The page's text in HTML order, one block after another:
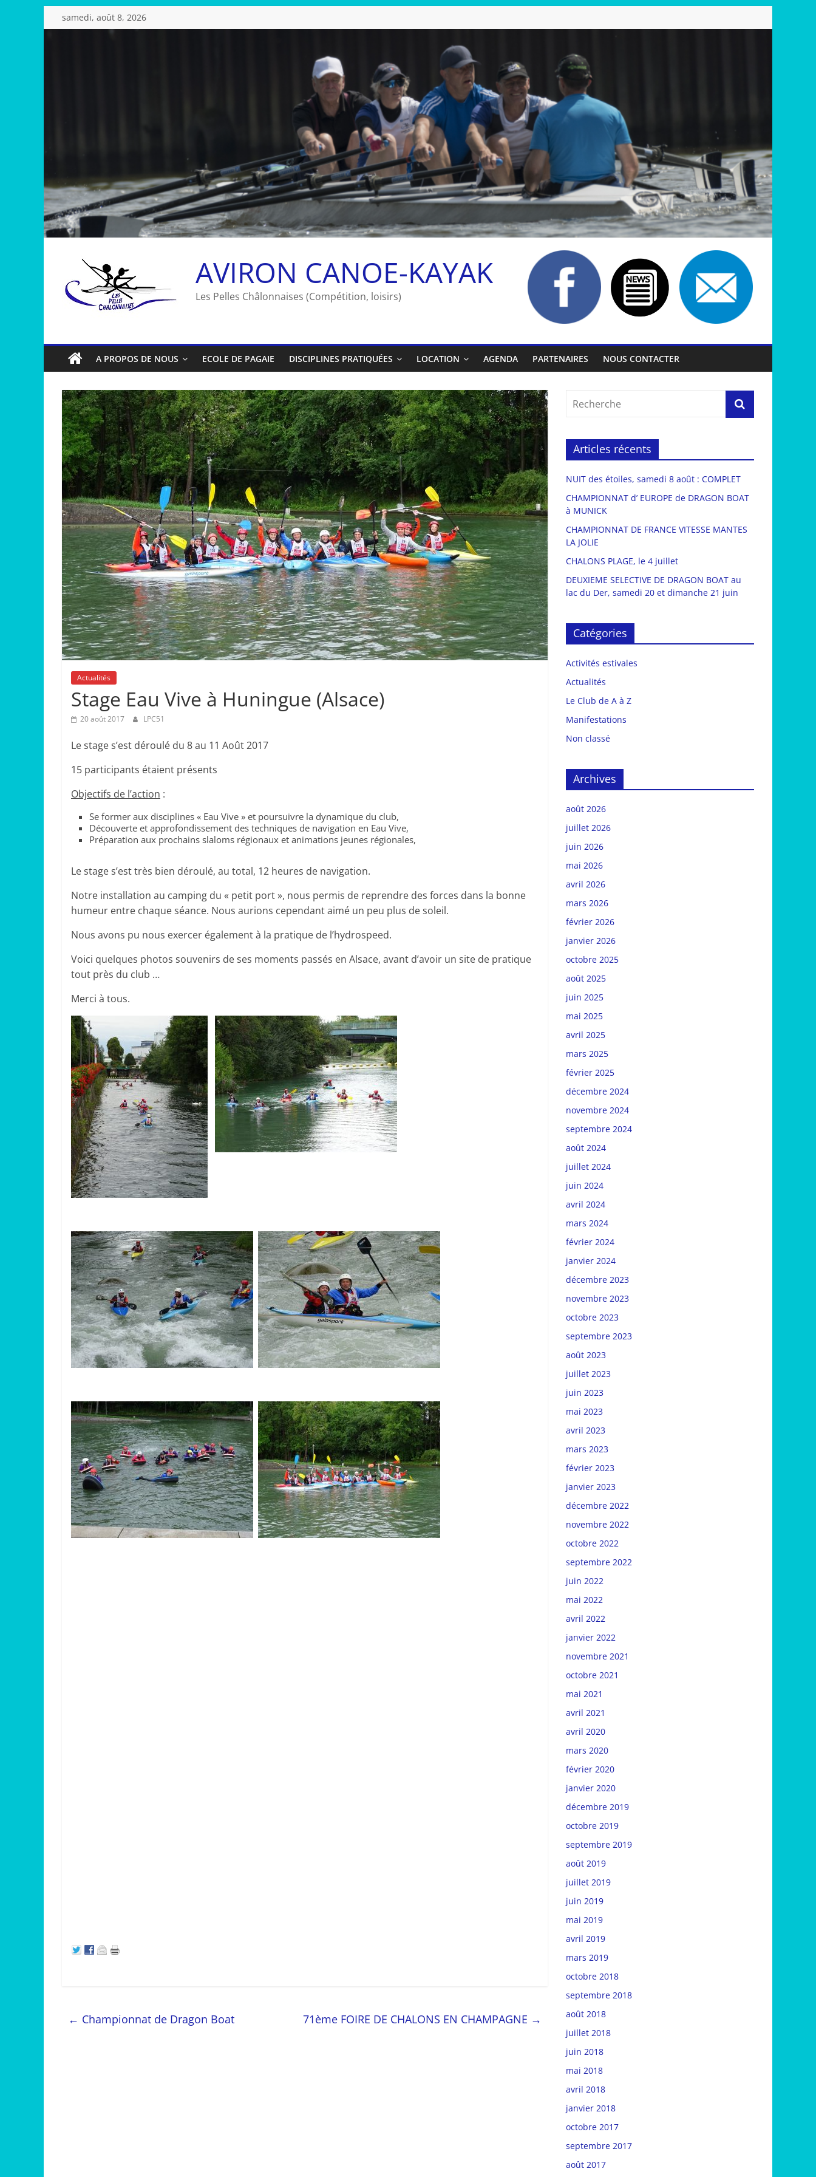
Passer
au
samedi, août 8, 2026
AVIRON CANOE-KAYAK
Les Pelles Châlonnaises (Compétition, loisirs)
A PROPOS DE NOUS ECOLE DE PAGAIE DISCIPLINES PRATIQUÉES LOCATION AGENDA PARTENAIRES NOUS CONTACTER
Actualités
Stage Eau Vive à Huningue (Alsace)
20 août 2017 LPC51
Le stage s’est déroulé du 8 au 11 Août 2017
15 participants étaient présents
Objectifs de l’action :
Se former aux disciplines « Eau Vive » et poursuivre la dynamique du club,
Découverte et approfondissement des techniques de navigation en Eau Vive,
Préparation aux prochains slaloms régionaux et animations jeunes régionales,
Le stage s’est très bien déroulé, au total, 12 heures de navigation.
Notre installation au camping du « petit port », nous permis de reprendre des forces dans la bonne
humeur entre chaque séance. Nous aurions cependant aimé un peu plus de soleil.
Nous avons pu nous exercer également à la pratique de l’hydrospeed.
Voici quelques photos souvenirs de ses moments passés en Alsace, avant d’avoir un site de pratique
tout près du club …
Merci à tous.
← Championnat de Dragon Boat 71ème FOIRE DE CHALONS EN CHAMPAGNE →
Articles récents
NUIT des étoiles, samedi 8 août : COMPLET
CHAMPIONNAT d’ EUROPE de DRAGON BOAT
à MUNICK
CHAMPIONNAT DE FRANCE VITESSE MANTES
LA JOLIE
CHALONS PLAGE, le 4 juillet
DEUXIEME SELECTIVE DE DRAGON BOAT au
lac du Der, samedi 20 et dimanche 21 juin
Catégories
Activités estivales
Actualités
Le Club de A à Z
Manifestations
Non classé
Archives
août 2026
juillet 2026
juin 2026
mai 2026
avril 2026
mars 2026
février 2026
janvier 2026
octobre 2025
août 2025
juin 2025
mai 2025
avril 2025
mars 2025
février 2025
décembre 2024
novembre 2024
septembre 2024
août 2024
juillet 2024
juin 2024
avril 2024
mars 2024
février 2024
janvier 2024
décembre 2023
novembre 2023
octobre 2023
septembre 2023
août 2023
juillet 2023
juin 2023
mai 2023
avril 2023
mars 2023
février 2023
janvier 2023
décembre 2022
novembre 2022
octobre 2022
septembre 2022
juin 2022
mai 2022
avril 2022
janvier 2022
novembre 2021
octobre 2021
mai 2021
avril 2021
avril 2020
mars 2020
février 2020
janvier 2020
décembre 2019
octobre 2019
septembre 2019
août 2019
juillet 2019
juin 2019
mai 2019
avril 2019
mars 2019
octobre 2018
septembre 2018
août 2018
juillet 2018
juin 2018
mai 2018
avril 2018
janvier 2018
octobre 2017
septembre 2017
août 2017